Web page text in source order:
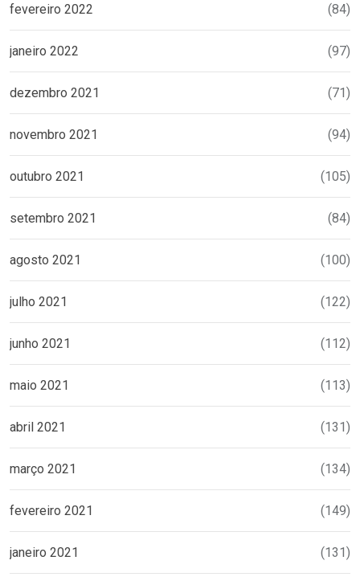
fevereiro 2022 (84)
janeiro 2022 (97)
dezembro 2021 (71)
novembro 2021 (94)
outubro 2021 (105)
setembro 2021 (84)
agosto 2021 (100)
julho 2021 (122)
junho 2021 (112)
maio 2021 (113)
abril 2021 (131)
março 2021 (134)
fevereiro 2021 (149)
janeiro 2021 (131)